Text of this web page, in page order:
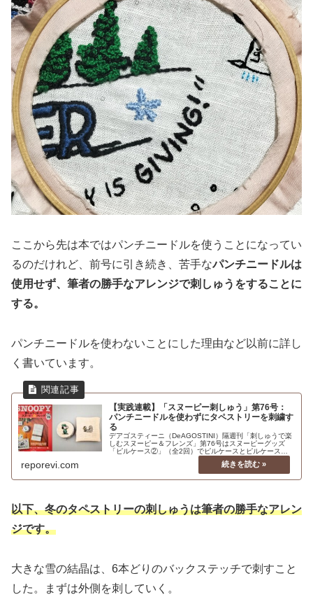
ここから先は本ではパンチニードルを使うことになってい
るのだけれど、前号に引き続き、苦手なパンチニードルは
使用せず、筆者の勝手なアレンジで刺しゅうをすることに
する。
パンチニードルを使わないことにした理由など以前に詳し
く書いています。
【実践連載】「スヌーピー刺しゅう」第76号：
パンチニードルを使わずにタペストリーを刺繍す
る
デアゴスティーニ（DeAGOSTINI）隔週刊「刺しゅうで楽
しむスヌーピー＆フレンズ」第76号はスヌーピーグッズ
「ピルケース②」（全2回）でピルケースとピルケースポ
ーチを仕上げる。タペストリーは「センターの木」。本来
パンチニードルを使うのだけれど、苦手なのでパンチニー
ドルを使わずに刺しゅうすることにした。実際に作ってみ
て気づいたこと、あると便利な道具などレポする。
reporevi.com
以下、冬のタペストリーの刺しゅうは筆者の勝手なアレン
ジです。
大きな雪の結晶は、6本どりのバックステッチで刺すこと
した。まずは外側を刺していく。